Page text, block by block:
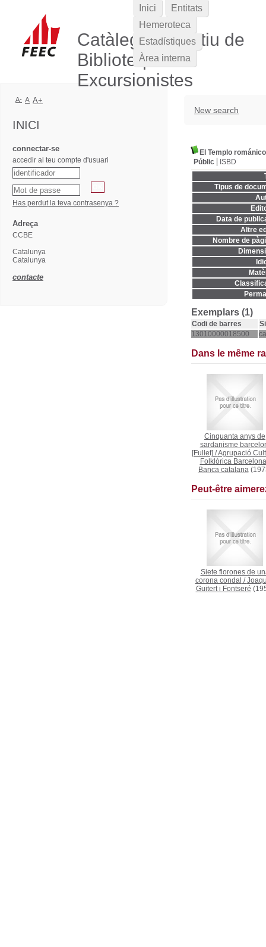
Catàleg Col·lectiu de
Biblioteques
Excursionistes
New search
El Templo
Públic
ISBD
Tipus de
Data de
Altre
Nombre de
Exemplars (1)
Codi de barres
13010000018500
Dans le même
Cinquanta anys de
sardanisme
[Fullet] /Agrupació
Folklòrica Barcelona
Banca catalana
Peut-être
Siete florones de
corona condal /
Guitert i Fontseré
Inici
Entitats
Hemeroteca
Estadístiques
Àrea interna
A- A A+
INICI
connectar-se
accedir al teu compte d'usuari
Has perdut la teva contrasenya ?
Adreça
CCBE
Catalunya
Catalunya
contacte